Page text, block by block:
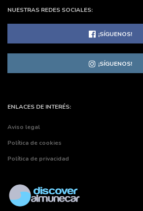
NUESTRAS REDES SOCIALES:
¡SÍGUENOS!
¡SÍGUENOS!
ENLACES DE INTERÉS:
Aviso legal
Política de cookies
Política de privacidad